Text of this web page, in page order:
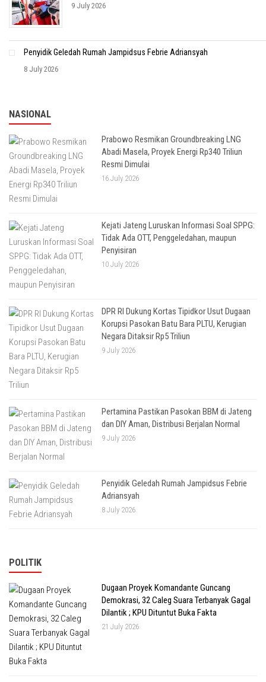
9 July 2026
Penyidik Geledah Rumah Jampidsus Febrie Adriansyah
8 July 2026
NASIONAL
Prabowo Resmikan Groundbreaking LNG
Abadi Masela, Proyek Energi Rp340 Triliun
Resmi Dimulai
16 July 2026
Kejati Jateng Luruskan Informasi Soal SPPG:
Tidak Ada OTT, Penggeledahan, maupun
Penyisiran
10 July 2026
DPR RI Dukung Kortas Tipidkor Usut Dugaan
Korupsi Pasokan Batu Bara PLTU, Kerugian
Negara Ditaksir Rp5 Triliun
9 July 2026
Pertamina Pastikan Pasokan BBM di Jateng
dan DIY Aman, Distribusi Berjalan Normal
9 July 2026
Penyidik Geledah Rumah Jampidsus Febrie
Adriansyah
8 July 2026
POLITIK
Dugaan Proyek Komandante Guncang
Demokrasi, 32 Caleg Suara Terbanyak Gagal
Dilantik ; KPU Dituntut Buka Fakta
21 July 2026